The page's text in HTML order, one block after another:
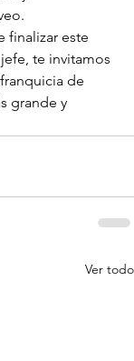
finalizar este
te invitamos
de
grande y
Ver todo